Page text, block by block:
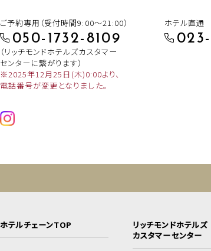
ご予約専用（受付時間9:00～21:00）
050-1732-8109
（リッチモンドホテルズカスタマー
センターに繋がります）
※2025年12月25日(木)0:00より、
電話番号が変更となりました。
ホテル直通
ホテルチェーンTOP
リッチモンドホテルズ
カスタマーセンター